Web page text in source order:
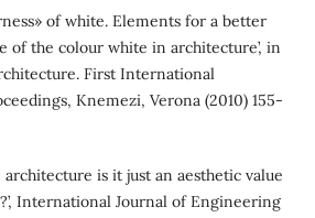
of white. Elements for a better
of the colour white in architecture’, in
First International
Knemezi, Verona (2010) 155-
architecture is it just an aesthetic value
International Journal of Engineering